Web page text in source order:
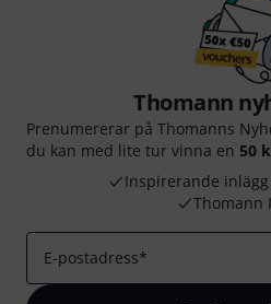
Thomann
Prenumererar på Thomanns
du kan med lite tur vinna en 50
Inspirerande inlägg
Thomann
E-postadress*